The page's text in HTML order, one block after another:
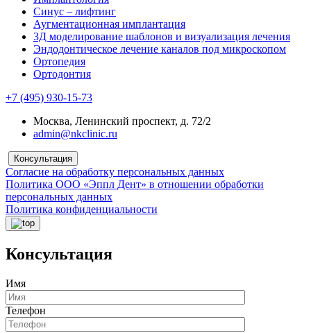
Синус – лифтинг
Аугментационная имплантация
3Д моделирование шаблонов и визуализация лечения
Эндодонтическое лечение каналов под микроскопом
Ортопедия
Ортодонтия
+7 (495) 930-15-73
Москва, Ленинский проспект, д. 72/2
admin@nkclinic.ru
Консультация
Согласие на обработку персональных данных
Политика ООО «Эппл Дент» в отношении обработки
персональных данных
Политика конфиденциальности
Консультация
Имя
Телефон